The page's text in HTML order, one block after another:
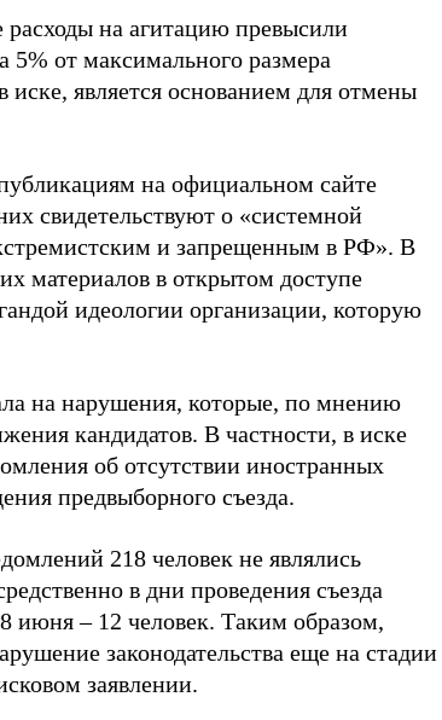
на агитацию превысили
5% от максимального размера
иске, является основанием для отмены
на официальном сайте
свидетельствуют о «системной
и запрещенным в РФ». В
материалов в открытом доступе
идеологии организации, которую
на нарушения, которые, по мнению
кандидатов. В частности, в иске
об отсутствии иностранных
предвыборного съезда.
218 человек не являлись
в дни проведения съезда
июня – 12 человек. Таким образом,
законодательства еще на стадии
заявлении.